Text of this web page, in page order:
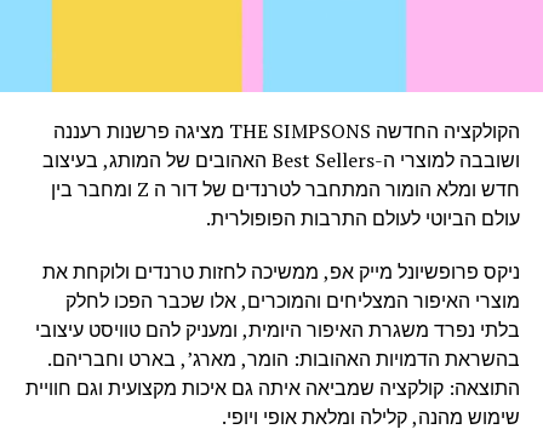
הקולקציה החדשה THE SIMPSONS מציגה פרשנות רעננה
ושובבה למוצרי ה-Best Sellers האהובים של המותג, בעיצוב
חדש ומלא הומור המתחבר לטרנדים של דור ה Z ומחבר בין
עולם הביוטי לעולם התרבות הפופולרית.
ניקס פרופשיונל מייק אפ, ממשיכה לחזות טרנדים ולוקחת את
מוצרי האיפור המצליחים והמוכרים, אלו שכבר הפכו לחלק
בלתי נפרד משגרת האיפור היומית, ומעניק להם טוויסט עיצובי
בהשראת הדמויות האהובות: הומר, מארג’, בארט וחבריהם.
התוצאה: קולקציה שמביאה איתה גם איכות מקצועית וגם חוויית
שימוש מהנה, קלילה ומלאת אופי ויופי.